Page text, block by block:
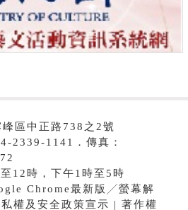
區中正路738之2號
2339-1141．傳真：
12時，下午1時至5時
Chrome最新版╱螢幕解
權及安全政策宣示 | 著作權